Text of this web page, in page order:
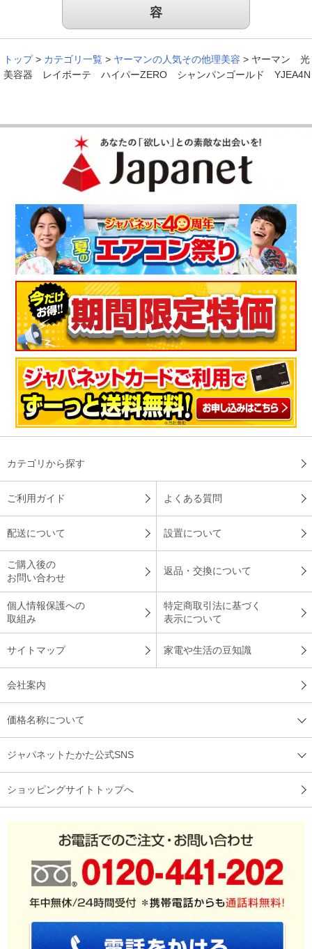
容
トップ > カテゴリ一覧 > ヤーマンの人気その他理美容 > ヤーマン 光
美容器 レイボーテ ハイパーZERO シャンパンゴールド YJEA4N
カテゴリから探す
ご利用ガイド よくある質問
配送について 設置について
ご購入後の
お問い合わせ
返品・交換について
個人情報保護への
取組み
特定商取引法に基づく
表示について
サイトマップ 家電や生活の豆知識
会社案内
価格名称について
ジャパネットたかた公式SNS
ショッピングサイトトップへ